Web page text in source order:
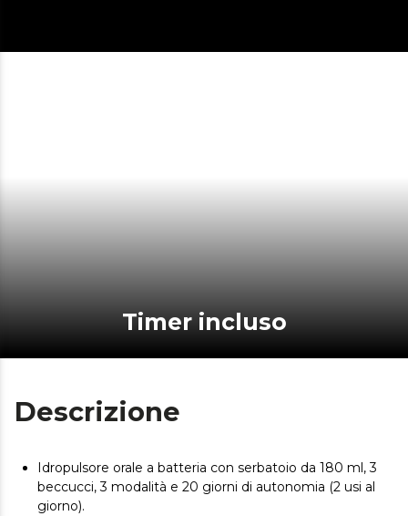
Timer incluso
Descrizione
Idropulsore orale a batteria con serbatoio da 180 ml, 3
beccucci, 3 modalità e 20 giorni di autonomia (2 usi al
giorno).